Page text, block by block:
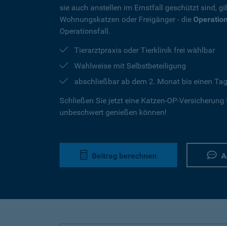
sie auch anstellen im Ernstfall geschützt sind,
Wohnungskatzen oder Freigänger - die
Operationsfall.
Tierarztpraxis oder Tierklinik frei wählbar
Wahlweise mit Selbstbeteiligung
abschließbar ab dem 2. Monat bis einen
Schließen Sie jetzt eine Katzen-OP-
unbeschwert genießen können!
Beitrag berechnen